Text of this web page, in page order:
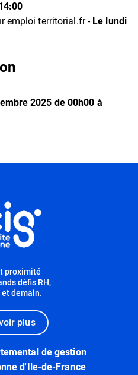
emploi territorial.fr - Le lundi
2025 de 00h00 à
proximité
défis RH,
demain.
plus
de gestion
d'Ile-de-France